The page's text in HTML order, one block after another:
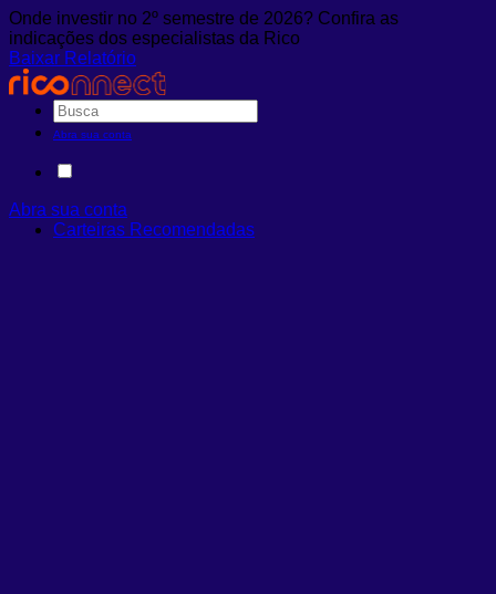
Onde investir no 2º semestre de 2026? Confira as
indicações dos especialistas da Rico
Baixar Relatório
Abra sua conta
Abra sua conta
Carteiras Recomendadas